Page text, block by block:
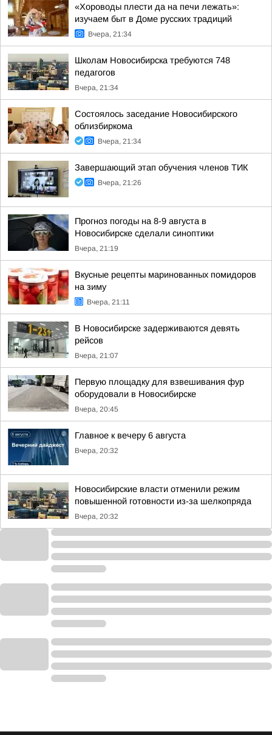
«Хороводы плести да на печи лежать»:
изучаем быт в Доме русских традиций
Вчера, 21:34
Школам Новосибирска требуются 748
педагогов
Вчера, 21:34
Состоялось заседание Новосибирского
облизбиркома
Вчера, 21:34
Завершающий этап обучения членов ТИК
Вчера, 21:26
Прогноз погоды на 8-9 августа в
Новосибирске сделали синоптики
Вчера, 21:19
Вкусные рецепты маринованных помидоров
на зиму
Вчера, 21:11
В Новосибирске задерживаются девять
рейсов
Вчера, 21:07
Первую площадку для взвешивания фур
оборудовали в Новосибирске
Вчера, 20:45
Главное к вечеру 6 августа
Вчера, 20:32
Новосибирские власти отменили режим
повышенной готовности из-за шелкопряда
Вчера, 20:32